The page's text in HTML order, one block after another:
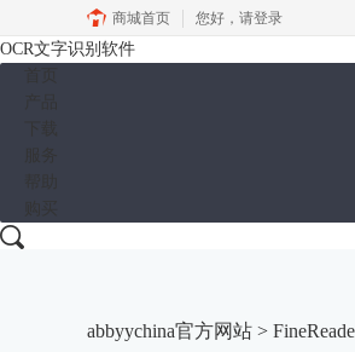
商城首页 您好， 请登录
OCR文字识别软件
abbyychina官方网站 >